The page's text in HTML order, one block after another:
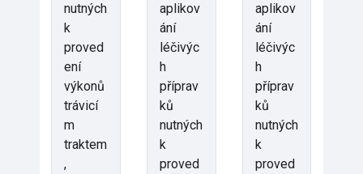
nutných
k
proved
ení
výkonů
trávicí
m
traktem
,
aplikov
ání
léčivýc
h
příprav
ků
nutných
k
proved
aplikov
ání
léčivýc
h
příprav
ků
nutných
k
proved